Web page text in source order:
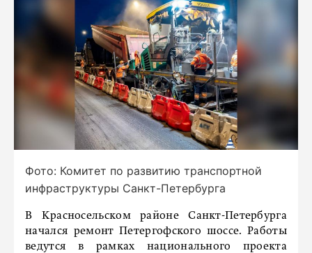
Фото: Комитет по развитию транспортной
инфраструктуры Санкт-Петербурга
В Красносельском районе Санкт-Петербурга
начался ремонт Петергофского шоссе. Работы
ведутся в рамках национального проекта